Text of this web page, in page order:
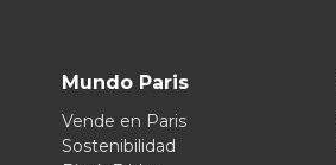
Mundo Paris
Vende en Paris
Sostenibilidad